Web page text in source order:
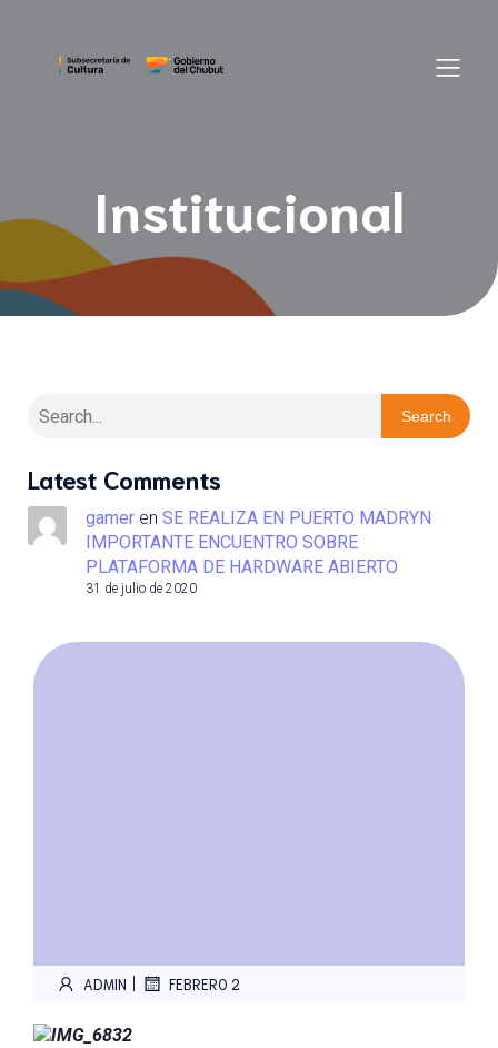
Institucional
Search
Latest Comments
gamer en SE REALIZA EN PUERTO MADRYN
IMPORTANTE ENCUENTRO SOBRE
PLATAFORMA DE HARDWARE ABIERTO
31 de julio de 2020
ADMIN | FEBRERO 2